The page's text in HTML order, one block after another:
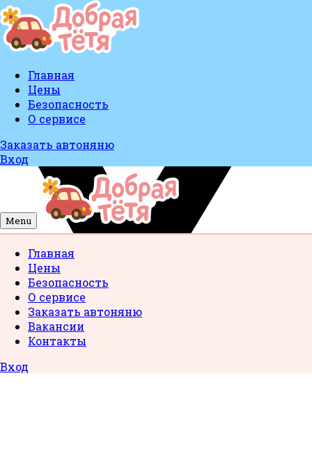
Главная
Цены
Безопасность
О сервисе
Заказать автоняню
Вход
Menu
Главная
Цены
Безопасность
О сервисе
Заказать автоняню
Вакансии
Контакты
Вход